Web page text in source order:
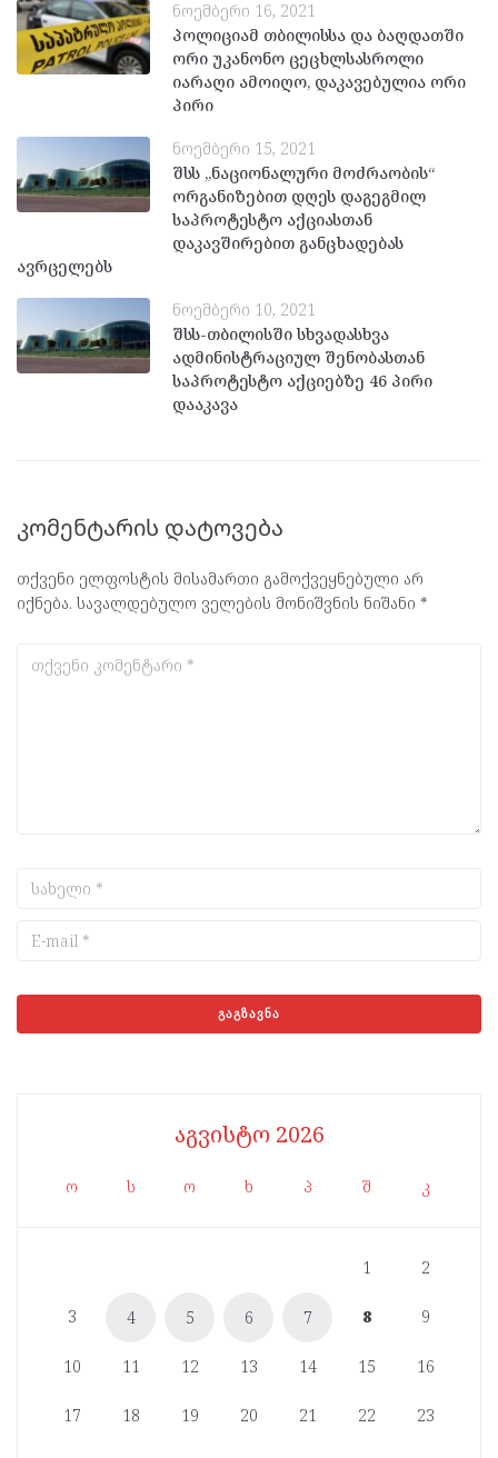
ნოემბერი 16, 2021
პოლიციამ თბილისსა და ბაღდათში
ორი უკანონო ცეცხლსასროლი
იარაღი ამოიღო, დაკავებულია ორი
პირი
ნოემბერი 15, 2021
შსს „ნაციონალური მოძრაობის“
ორგანიზებით დღეს დაგეგმილ
საპროტესტო აქციასთან
დაკავშირებით განცხადებას
ავრცელებს
ნოემბერი 10, 2021
შსს-თბილისში სხვადასხვა
ადმინისტრაციულ შენობასთან
საპროტესტო აქციებზე 46 პირი
დააკავა
კომენტარის დატოვება
თქვენი ელფოსტის მისამართი გამოქვეყნებული არ
იქნება. სავალდებულო ველების მონიშვნის ნიშანი *
აგვისტო 2026
ო ს ო ხ პ შ კ
1 2
3 4 5 6 7 8 9
10 11 12 13 14 15 16
17 18 19 20 21 22 23